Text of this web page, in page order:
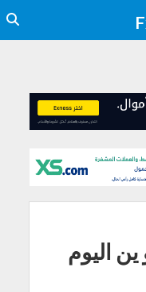
ين اليوم